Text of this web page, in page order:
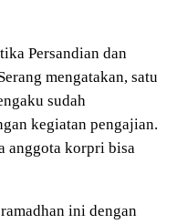
Persandian dan
mengatakan, satu
sudah
kegiatan pengajian.
anggota korpri bisa
ini dengan